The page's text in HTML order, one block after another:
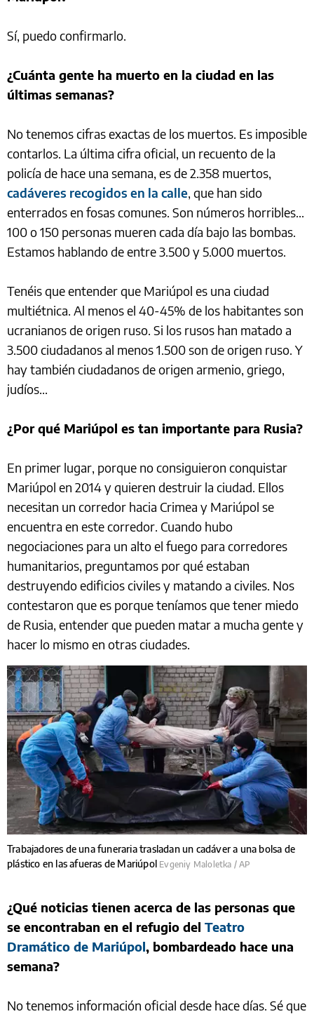
Sí, puedo confirmarlo.
¿Cuánta gente ha muerto en la ciudad en las
últimas semanas?
No tenemos cifras exactas de los muertos. Es imposible
contarlos. La última cifra oficial, un recuento de la
policía de hace una semana, es de 2.358 muertos,
cadáveres recogidos en la calle , que han sido
enterrados en fosas comunes. Son números horribles...
100 o 150 personas mueren cada día bajo las bombas.
Estamos hablando de entre 3.500 y 5.000 muertos.
Tenéis que entender que Mariúpol es una ciudad
multiétnica. Al menos el 40-45% de los habitantes son
ucranianos de origen ruso. Si los rusos han matado a
3.500 ciudadanos al menos 1.500 son de origen ruso. Y
hay también ciudadanos de origen armenio, griego,
judíos...
¿Por qué Mariúpol es tan importante para Rusia?
En primer lugar, porque no consiguieron conquistar
Mariúpol en 2014 y quieren destruir la ciudad. Ellos
necesitan un corredor hacia Crimea y Mariúpol se
encuentra en este corredor. Cuando hubo
negociaciones para un alto el fuego para corredores
humanitarios, preguntamos por qué estaban
destruyendo edificios civiles y matando a civiles. Nos
contestaron que es porque teníamos que tener miedo
de Rusia, entender que pueden matar a mucha gente y
hacer lo mismo en otras ciudades.
Trabajadores de una funeraria trasladan un cadáver a una bolsa de
plástico en las afueras de Mariúpol Evgeniy Maloletka / AP
¿Qué noticias tienen acerca de las personas que
se encontraban en el refugio del Teatro
Dramático de Mariúpol, bombardeado hace una
semana?
No tenemos información oficial desde hace días. Sé que